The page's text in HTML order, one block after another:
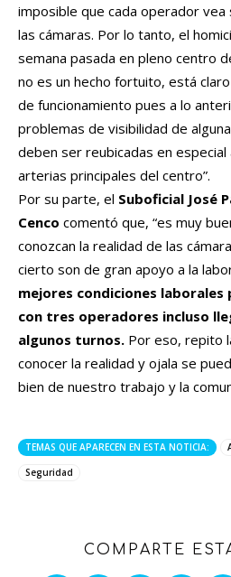
imposible que cada operador
las cámaras. Por lo tanto, el
semana pasada en pleno centro
no es un hecho fortuito, está
de funcionamiento pues a lo
problemas de visibilidad de
deben ser reubicadas en especial
arterias principales del centro”.
Por su parte, el Suboficial José
Cenco comentó que, “es muy
conozcan la realidad de las
cierto son de gran apoyo a la
mejores condiciones
con tres operadores incluso
algunos turnos. Por eso, repito
conocer la realidad y ojala se
bien de nuestro trabajo y la
TEMAS QUE APARECEN EN ESTA NOTICIA:
Seguridad
COMPARTE